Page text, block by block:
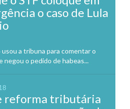
o caso de Lula
a tribuna para comentar o
negou o pedido de habeas...
reforma tributária